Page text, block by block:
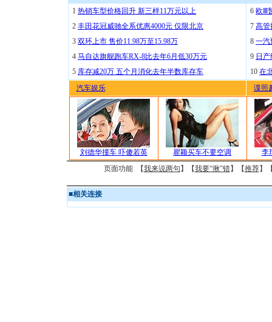
1 热销车型价格回升 新三样11万元以上
2 丰田花冠威驰全系优惠4000元 仅限北京
3 双环上市 售价11.98万至15.98万
4 马自达旗舰跑车RX-8比去年6月低30万元
5 库存减20万 五个月消化去年半数库存车
6 欧Ⅲ
7 高管
8 一汽
9 日
10 在
汽车娱乐
谍照
刘德华撞车 吓傻若英 瞿颖买车不要空调
李
页面功能 【我来说两句 】【我要“揪”错】【推荐】
■相关连接